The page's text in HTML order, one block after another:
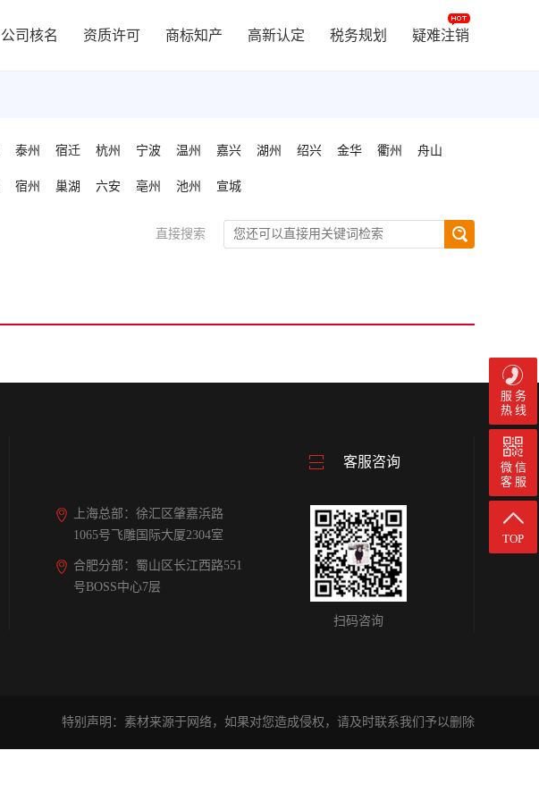
公司核名 资质许可 商标知产 高新认定 税务规划 疑难注销
泰州 宿迁 杭州 宁波 温州 嘉兴 湖州 绍兴 金华 衢州 舟山
宿州 巢湖 六安 亳州 池州 宣城
直接搜索
客服咨询
扫码咨询
上海总部：徐汇区肇嘉浜路
1065号飞雕国际大厦2304室
合肥分部：蜀山区长江西路551
号BOSS中心7层
特别声明：素材来源于网络，如果对您造成侵权，请及时联系我们予以删除
服 务
热 线
微 信
客 服
TOP